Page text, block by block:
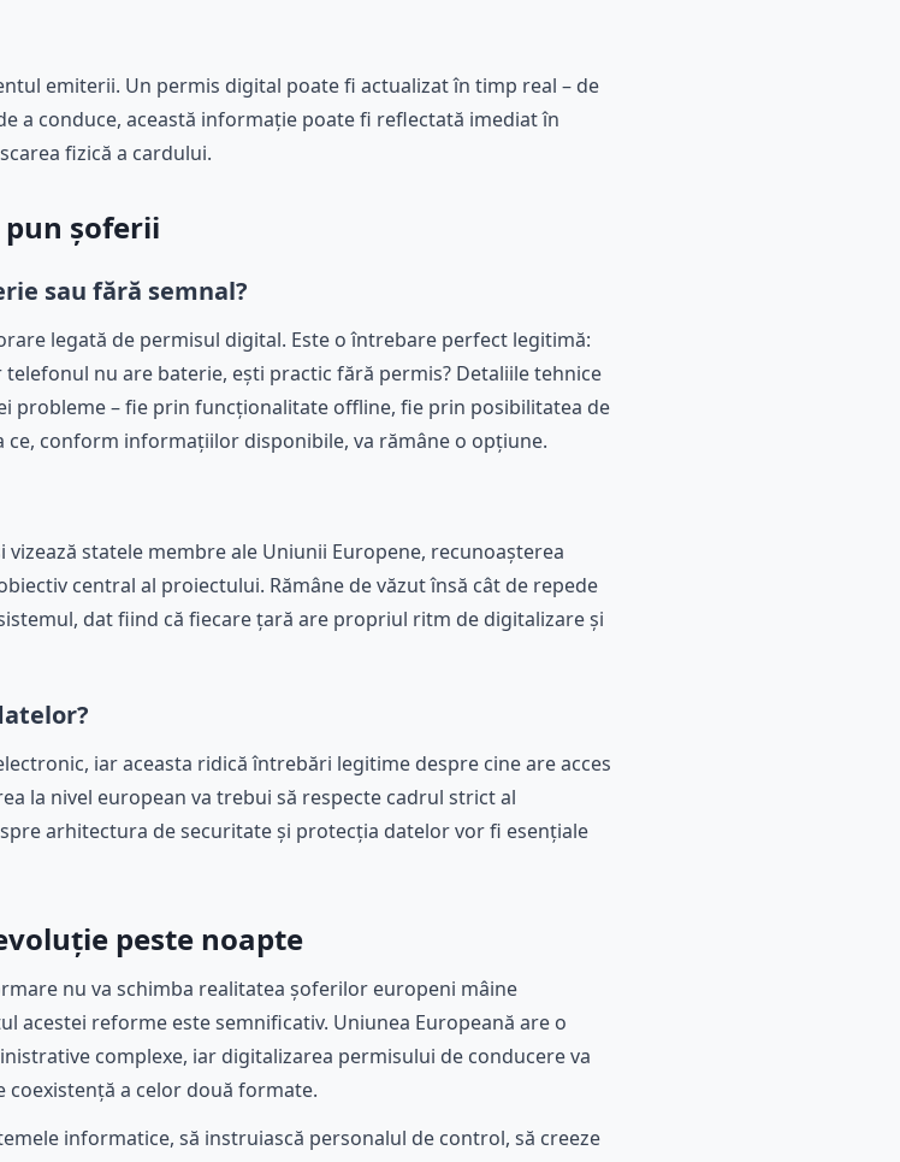
emiterii. Un permis digital poate fi actualizat în timp real – de
a conduce, această informație poate fi reflectată imediat în
fizică a cardului.
șoferii
sau fără semnal?
legată de permisul digital. Este o întrebare perfect legitimă:
nu are baterie, ești practic fără permis? Detaliile tehnice
probleme – fie prin funcționalitate offline, fie prin posibilitatea de
ce, conform informațiilor disponibile, va rămâne o opțiune.
statele membre ale Uniunii Europene, recunoașterea
central al proiectului. Rămâne de văzut însă cât de repede
dat fiind că fiecare țară are propriul ritm de digitalizare și
iar aceasta ridică întrebări legitime despre cine are acces
la nivel european va trebui să respecte cadrul strict al
arhitectura de securitate și protecția datelor vor fi esențiale
peste noapte
nu va schimba realitatea șoferilor europeni mâine
acestei reforme este semnificativ. Uniunea Europeană are o
complexe, iar digitalizarea permisului de conducere va
coexistență a celor două formate.
informatice, să instruiască personalul de control, să creeze